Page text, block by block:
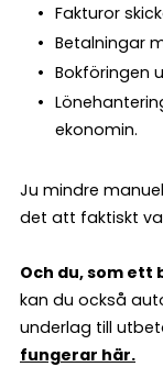
Fakturor
Betalningar
Bokföringen
ekonomin.
Ju mindre
det att faktiskt
Och du, som ett
kan du också
underlag till
fungerar här.